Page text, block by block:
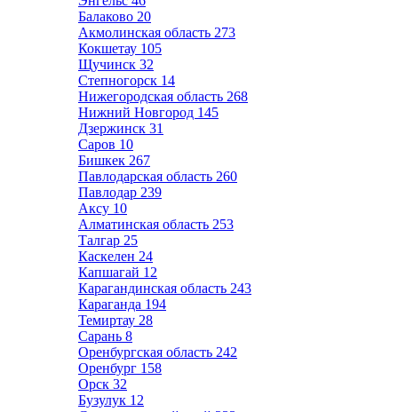
Балаково 20
Акмолинская область 273
Кокшетау 105
Щучинск 32
Степногорск 14
Нижегородская область 268
Нижний Новгород 145
Дзержинск 31
Саров 10
Бишкек 267
Павлодарская область 260
Павлодар 239
Аксу 10
Алматинская область 253
Талгар 25
Каскелен 24
Капшагай 12
Карагандинская область 243
Караганда 194
Темиртау 28
Сарань 8
Оренбургская область 242
Оренбург 158
Орск 32
Бузулук 12